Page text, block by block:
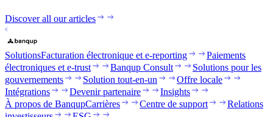
Discover all our articles
SolutionsFacturation électronique et e-reporting
Paiements
électroniques et e-trust
Banqup Consult
Solutions pour les
gouvernements
Solution tout-en-un
Offre locale
Intégrations
Devenir partenaire
Insights
À propos de BanqupCarrières Centre de support
Relations